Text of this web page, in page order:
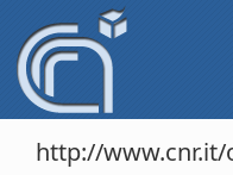
http://